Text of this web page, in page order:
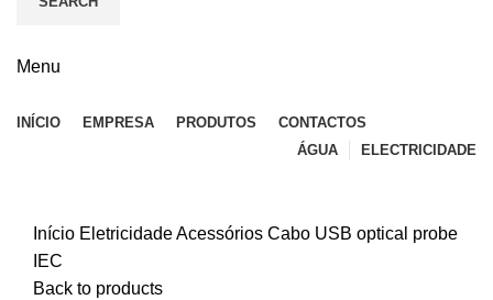
Menu
INÍCIO EMPRESA PRODUTOS
CONTACTOS
ÁGUA
ELECTRICIDADE
Início EletricidadeAcessórios Cabo USB optical probe
IEC
Back to products